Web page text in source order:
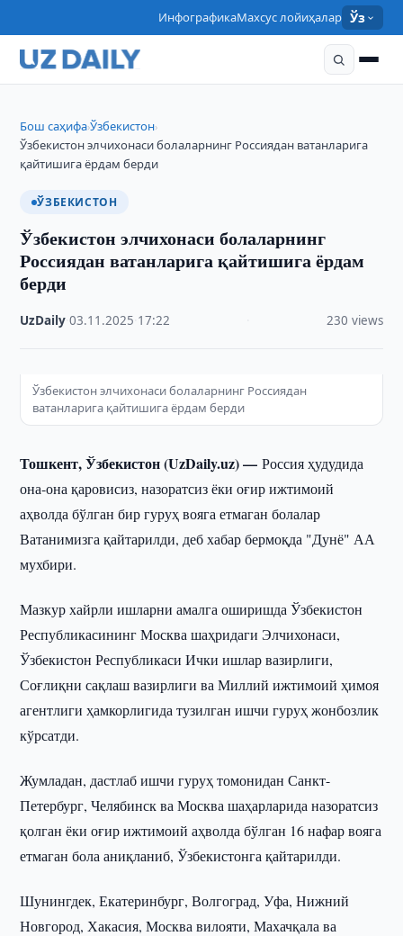
ИнфографикаМахсус лойиҳалар Ўз
Бош саҳифа›Ўзбекистон›
Ўзбекистон элчихонаси болаларнинг Россиядан ватанларига
қайтишига ёрдам берди
ЎЗБЕКИСТОН
Ўзбекистон элчихонаси болаларнинг
Россиядан ватанларига қайтишига ёрдам
берди
UzDaily ·03.11.2025 17:22 230 views
Ўзбекистон элчихонаси болаларнинг Россиядан
ватанларига қайтишига ёрдам берди
Тошкент, Ўзбекистон (UzDaily.uz) —Россия ҳудудида
она-она қаровисиз, назоратсиз ёки оғир ижтимоий
аҳволда бўлган бир гуруҳ вояга етмаган болалар
Ватанимизга қайтарилди, деб хабар бермоқда "Дунё" АА
мухбири.
Мазкур хайрли ишларни амалга оширишда Ўзбекистон
Республикасининг Москва шаҳридаги Элчихонаси,
Ўзбекистон Республикаси Ички ишлар вазирлиги,
Соғлиқни сақлаш вазирлиги ва Миллий ижтимоий ҳимоя
агентлиги ҳамкорлигида тузилган ишчи гуруҳ жонбозлик
кўрсатди.
Жумладан, дастлаб ишчи гуруҳ томонидан Санкт-
Петербург, Челябинск ва Москва шаҳарларида назоратсиз
қолган ёки оғир ижтимоий аҳволда бўлган 16 нафар вояга
етмаган бола аниқланиб, Ўзбекистонга қайтарилди.
Шунингдек, Екатеринбург, Волгоград, Уфа, Нижний
Новгород, Хакасия, Москва вилояти, Махачқала ва